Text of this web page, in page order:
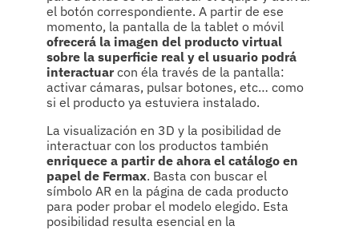
el botón correspondiente. A partir de ese
momento, la pantalla de la tablet o móvil
ofrecerá la imagen del producto virtual
sobre la superficie real y el usuario podrá
interactuar con éla través de la pantalla:
activar cámaras, pulsar botones, etc… como
si el producto ya estuviera instalado.
La visualización en 3D y la posibilidad de
interactuar con los productos también
enriquece a partir de ahora el catálogo en
papel de Fermax. Basta con buscar el
símbolo AR en la página de cada producto
para poder probar el modelo elegido. Esta
posibilidad resulta esencial en la